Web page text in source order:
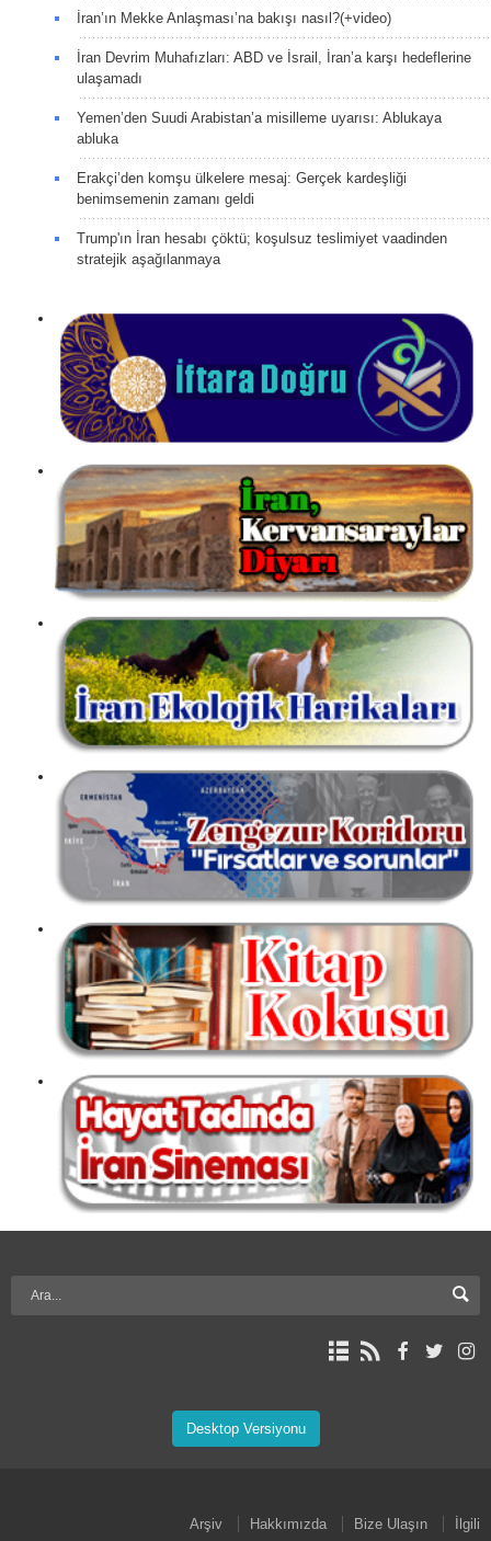
İran’ın Mekke Anlaşması’na bakışı nasıl?(+video)
İran Devrim Muhafızları: ABD ve İsrail, İran’a karşı hedeflerine
ulaşamadı
Yemen’den Suudi Arabistan’a misilleme uyarısı: Ablukaya
abluka
Erakçi’den komşu ülkelere mesaj: Gerçek kardeşliği
benimsemenin zamanı geldi
Trump'ın İran hesabı çöktü; koşulsuz teslimiyet vaadinden
stratejik aşağılanmaya
Desktop Versiyonu
Arşiv Hakkımızda Bize Ulaşın İlgili